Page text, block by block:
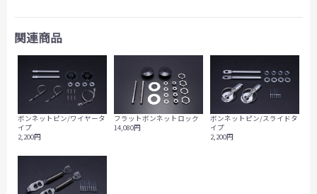
関連商品
ボンネットピン/ワイヤータ
イプ
2,200円
フラットボンネットロック
14,080円
ボンネットピン/スライドタ
イプ
2,200円